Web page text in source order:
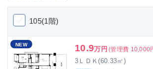
105(1階)
NEW 10.9万円 (管理費 10,000
3ＬＤＫ(60.33㎡)